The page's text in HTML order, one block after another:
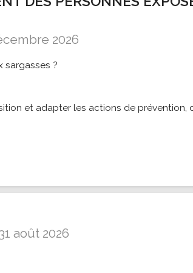
2026
sargasses ?
et adapter les actions de prévention,
août 2026